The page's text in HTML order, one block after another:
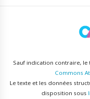
Sauf indication contraire, le
Commons
Le texte et les données
disposition sous